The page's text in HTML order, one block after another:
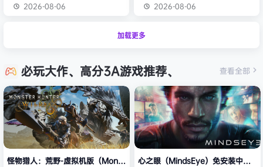
2026-08-06 2026-08-06
加载更多
必玩大作、高分3A游戏推荐、 查看全部
怪物猎人：荒野-虚拟机版（Monster Hunter Wilds HYPERVISOR）免安
心之眼（MindsEye）免安装中文版